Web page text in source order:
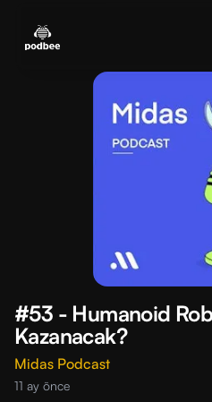
menu
#53 - Humanoid
Kazanacak?
Midas Podcast
11 ay önce